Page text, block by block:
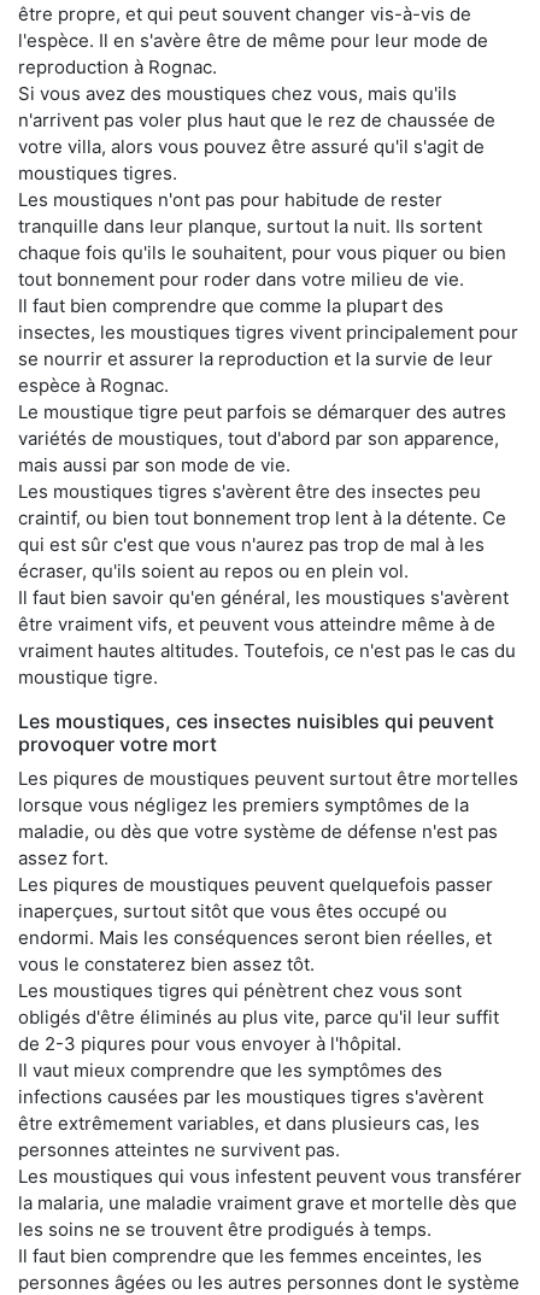
être propre, et qui peut souvent changer vis-à-vis de
l'espèce. Il en s'avère être de même pour leur mode de
reproduction à Rognac.
Si vous avez des moustiques chez vous, mais qu'ils
n'arrivent pas voler plus haut que le rez de chaussée de
votre villa, alors vous pouvez être assuré qu'il s'agit de
moustiques tigres.
Les moustiques n'ont pas pour habitude de rester
tranquille dans leur planque, surtout la nuit. Ils sortent
chaque fois qu'ils le souhaitent, pour vous piquer ou bien
tout bonnement pour roder dans votre milieu de vie.
Il faut bien comprendre que comme la plupart des
insectes, les moustiques tigres vivent principalement pour
se nourrir et assurer la reproduction et la survie de leur
espèce à Rognac.
Le moustique tigre peut parfois se démarquer des autres
variétés de moustiques, tout d'abord par son apparence,
mais aussi par son mode de vie.
Les moustiques tigres s'avèrent être des insectes peu
craintif, ou bien tout bonnement trop lent à la détente. Ce
qui est sûr c'est que vous n'aurez pas trop de mal à les
écraser, qu'ils soient au repos ou en plein vol.
Il faut bien savoir qu'en général, les moustiques s'avèrent
être vraiment vifs, et peuvent vous atteindre même à de
vraiment hautes altitudes. Toutefois, ce n'est pas le cas du
moustique tigre.
Les moustiques, ces insectes nuisibles qui peuvent
provoquer votre mort
Les piqures de moustiques peuvent surtout être mortelles
lorsque vous négligez les premiers symptômes de la
maladie, ou dès que votre système de défense n'est pas
assez fort.
Les piqures de moustiques peuvent quelquefois passer
inaperçues, surtout sitôt que vous êtes occupé ou
endormi. Mais les conséquences seront bien réelles, et
vous le constaterez bien assez tôt.
Les moustiques tigres qui pénètrent chez vous sont
obligés d'être éliminés au plus vite, parce qu'il leur suffit
de 2-3 piqures pour vous envoyer à l'hôpital.
Il vaut mieux comprendre que les symptômes des
infections causées par les moustiques tigres s'avèrent
être extrêmement variables, et dans plusieurs cas, les
personnes atteintes ne survivent pas.
Les moustiques qui vous infestent peuvent vous transférer
la malaria, une maladie vraiment grave et mortelle dès que
les soins ne se trouvent être prodigués à temps.
Il faut bien comprendre que les femmes enceintes, les
personnes âgées ou les autres personnes dont le système